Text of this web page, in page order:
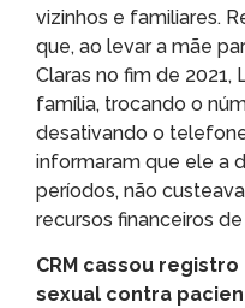
vizinhos e familiares.
que, ao levar a mãe
Claras no fim de 2021,
família, trocando o
desativando o
informaram que ele a
períodos, não
recursos financeiros
CRM cassou
sexual contra